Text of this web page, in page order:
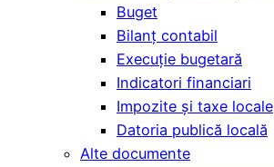
Buget
Bilanț contabil
Execuție bugetară
Indicatori financiari
Impozite și taxe locale
Datoria publică locală
Alte documente